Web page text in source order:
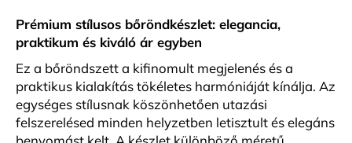
Prémium stílusos bőröndkészlet: elegancia,
praktikum és kiváló ár egyben
Ez a bőröndszett a kifinomult megjelenés és a
praktikus kialakítás tökéletes harmóniáját kínálja. Az
egységes stílusnak köszönhetően utazási
felszerelésed minden helyzetben letisztult és elegáns
KIS
MÉRETŰ
FEKETE
SZÍNBEN
PREMIUM
19
500